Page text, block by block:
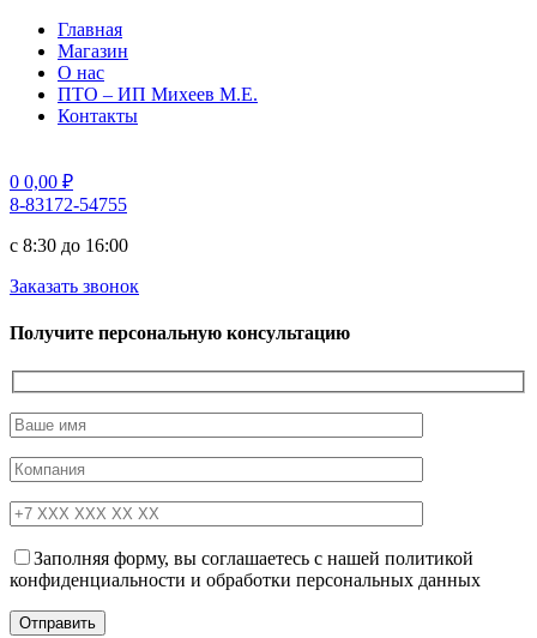
Главная
Магазин
О нас
ПТО – ИП Михеев М.Е.
Контакты
0 0,00 ₽
8-83172-54755
с 8:30 до 16:00
Заказать звонок
Получите персональную консультацию
Заполняя форму, вы соглашаетесь с нашей политикой
конфиденциальности и обработки персональных данных